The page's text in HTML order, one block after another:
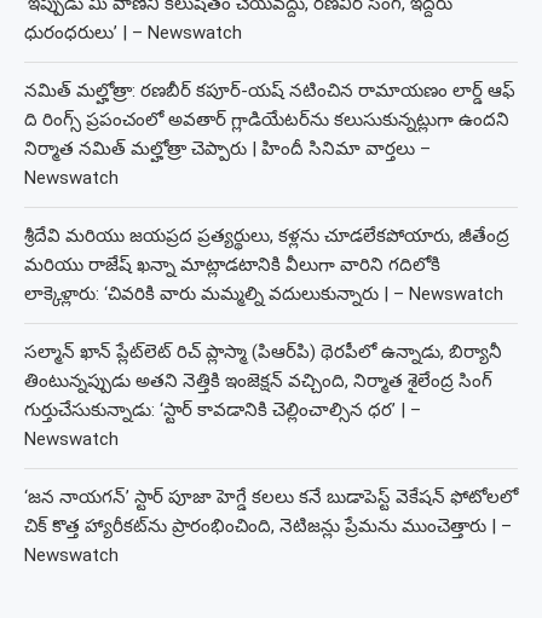
ధురంధరులు’ | – Newswatch
నమిత్ మల్హోత్రా: రణబీర్ కపూర్-యష్ నటించిన రామాయణం లార్డ్ ఆఫ్
ది రింగ్స్ ప్రపంచంలో అవతార్ గ్లాడియేటర్‌ను కలుసుకున్నట్లుగా ఉందని
నిర్మాత నమిత్ మల్హోత్రా చెప్పారు | హిందీ సినిమా వార్తలు –
Newswatch
శ్రీదేవి మరియు జయప్రద ప్రత్యర్థులు, కళ్లను చూడలేకపోయారు, జీతేంద్ర
మరియు రాజేష్ ఖన్నా మాట్లాడటానికి వీలుగా వారిని గదిలోకి
లాక్కెళ్లారు: ‘చివరికి వారు మమ్మల్ని వదులుకున్నారు | – Newswatch
సల్మాన్ ఖాన్ ప్లేట్‌లెట్ రిచ్ ప్లాస్మా (పిఆర్‌పి) థెరపీలో ఉన్నాడు, బిర్యానీ
తింటున్నప్పుడు అతని నెత్తికి ఇంజెక్షన్ వచ్చింది, నిర్మాత శైలేంద్ర సింగ్
గుర్తుచేసుకున్నాడు: ‘స్టార్ కావడానికి చెల్లించాల్సిన ధర’ | –
Newswatch
‘జన నాయగన్’ స్టార్ పూజా హెగ్డే కలలు కనే బుడాపెస్ట్ వెకేషన్ ఫోటోలలో
చిక్ కొత్త హ్యారీకట్‌ను ప్రారంభించింది, నెటిజన్లు ప్రేమను ముంచెత్తారు | –
Newswatch